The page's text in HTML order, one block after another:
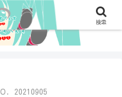
．20210905
検索